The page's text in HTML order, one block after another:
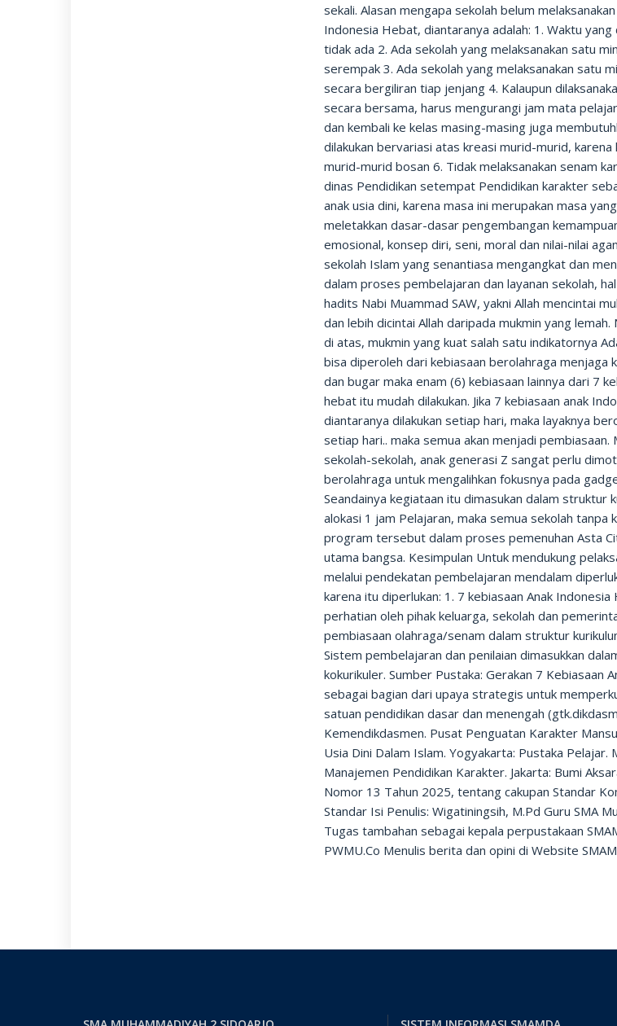
sekali. Alasan mengapa sekolah belum
Indonesia Hebat, diantaranya adalah: 1. Waktu yang
tidak ada 2. Ada sekolah yang melaksanakan satu
serempak 3. Ada sekolah yang melaksanakan satu
secara bergiliran tiap jenjang 4. Kalaupun
secara bersama, harus mengurangi jam mata
dan kembali ke kelas masing-masing juga
dilakukan bervariasi atas kreasi murid-murid, karena
murid-murid bosan 6. Tidak melaksanakan senam
dinas Pendidikan setempat Pendidikan karakter
anak usia dini, karena masa ini merupakan masa
meletakkan dasar-dasar pengembangan
emosional, konsep diri, seni, moral dan nilai-nilai
sekolah Islam yang senantiasa mengangkat dan
dalam proses pembelajaran dan layanan sekolah,
hadits Nabi Muammad SAW, yakni Allah mencintai
dan lebih dicintai Allah daripada mukmin yang
di atas, mukmin yang kuat salah satu indikatornya
bisa diperoleh dari kebiasaan berolahraga menjaga
dan bugar maka enam (6) kebiasaan lainnya dari 7
hebat itu mudah dilakukan. Jika 7 kebiasaan anak
diantaranya dilakukan setiap hari, maka layaknya
setiap hari.. maka semua akan menjadi pembiasaan.
sekolah-sekolah, anak generasi Z sangat perlu
berolahraga untuk mengalihkan fokusnya pada
Seandainya kegiataan itu dimasukan dalam struktur
alokasi 1 jam Pelajaran, maka semua sekolah tanpa
program tersebut dalam proses pemenuhan Asta
utama bangsa. Kesimpulan Untuk mendukung
melalui pendekatan pembelajaran mendalam
karena itu diperlukan: 1. 7 kebiasaan Anak
perhatian oleh pihak keluarga, sekolah dan
pembiasaan olahraga/senam dalam struktur
Sistem pembelajaran dan penilaian dimasukkan
kokurikuler. Sumber Pustaka: Gerakan 7 Kebiasaan
sebagai bagian dari upaya strategis untuk
satuan pendidikan dasar dan menengah
Kemendikdasmen. Pusat Penguatan Karakter
Usia Dini Dalam Islam. Yogyakarta: Pustaka Pelajar.
Manajemen Pendidikan Karakter. Jakarta: Bumi
Nomor 13 Tahun 2025, tentang cakupan Standar
Standar Isi Penulis: Wigatiningsih, M.Pd Guru SMA
Tugas tambahan sebagai kepala perpustakaan
PWMU.Co Menulis berita dan opini di Website